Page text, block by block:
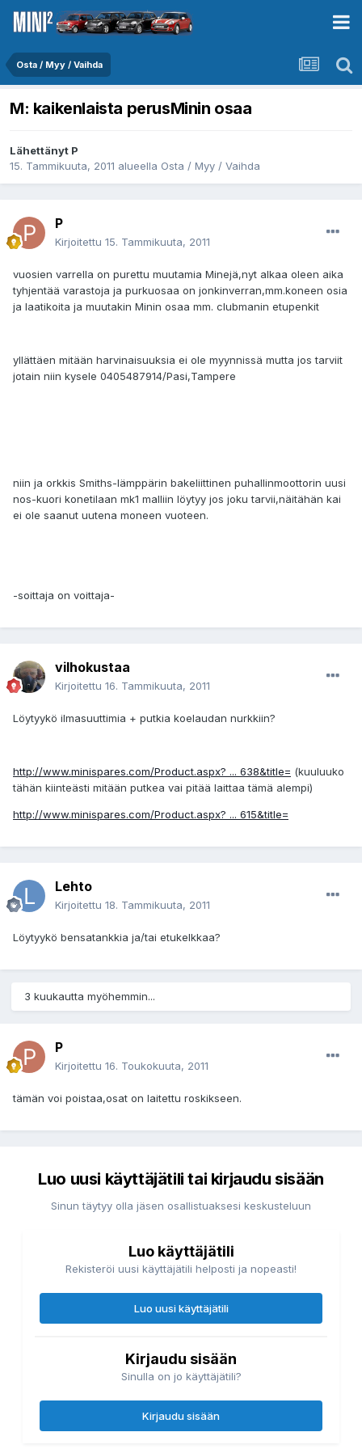
Osta / Myy / Vaihda
M: kaikenlaista perusMinin osaa
Lähettänyt P
15. Tammikuuta, 2011 alueella Osta / Myy / Vaihda
P
Kirjoitettu 15. Tammikuuta, 2011
vuosien varrella on purettu muutamia Minejä,nyt alkaa oleen aika
tyhjentää varastoja ja purkuosaa on jonkinverran,mm.koneen osia
ja laatikoita ja muutakin Minin osaa mm. clubmanin etupenkit
yllättäen mitään harvinaisuuksia ei ole myynnissä mutta jos tarviit
jotain niin kysele 0405487914/Pasi,Tampere
niin ja orkkis Smiths-lämppärin bakeliittinen puhallinmoottorin uusi
nos-kuori konetilaan mk1 malliin löytyy jos joku tarvii,näitähän kai
ei ole saanut uutena moneen vuoteen.
-soittaja on voittaja-
vilhokustaa
Kirjoitettu 16. Tammikuuta, 2011
Löytyykö ilmasuuttimia + putkia koelaudan nurkkiin?
http://www.minispares.com/Product.aspx? ... 638&title= (kuuluuko
tähän kiinteästi mitään putkea vai pitää laittaa tämä alempi)
http://www.minispares.com/Product.aspx? ... 615&title=
Lehto
Kirjoitettu 18. Tammikuuta, 2011
Löytyykö bensatankkia ja/tai etukelkkaa?
3 kuukautta myöhemmin...
P
Kirjoitettu 16. Toukokuuta, 2011
tämän voi poistaa,osat on laitettu roskikseen.
Luo uusi käyttäjätili tai kirjaudu sisään
Sinun täytyy olla jäsen osallistuaksesi keskusteluun
Luo käyttäjätili
Rekisteröi uusi käyttäjätili helposti ja nopeasti!
Luo uusi käyttäjätili
Kirjaudu sisään
Sinulla on jo käyttäjätili?
Kirjaudu sisään